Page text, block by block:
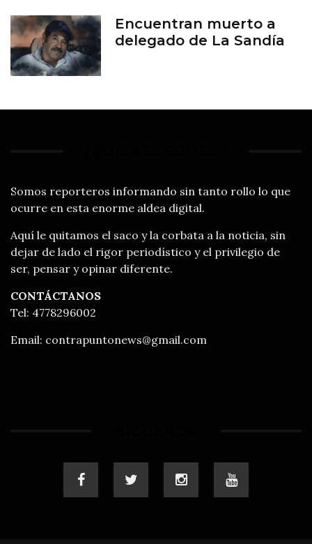
Encuentran muerto a
delegado de La Sandía
Somos reporteros informando sin tanto rollo lo que
ocurre en esta enorme aldea digital.
Aquí le quitamos el saco y la corbata a la noticia, sin
dejar de lado el rigor periodístico y el privilegio de
ser, pensar y opinar diferente.
CONTÁCTANOS
Tel: 4778296002
Email: contrapuntonews@gmail.com